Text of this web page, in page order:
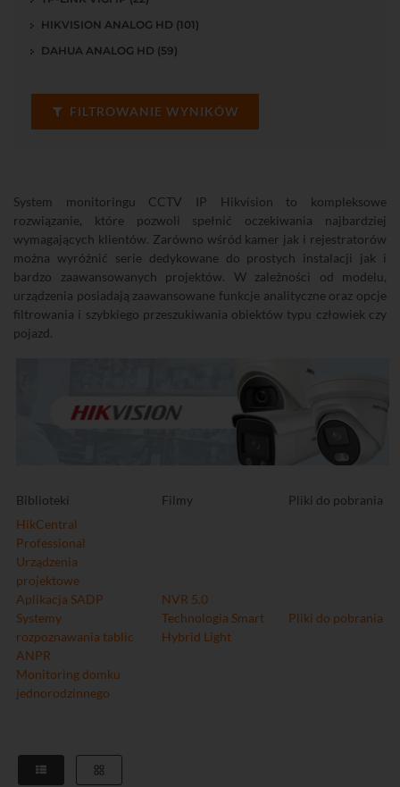
HIKVISION ANALOG HD (101)
DAHUA ANALOG HD (59)
FILTROWANIE WYNIKÓW
System monitoringu CCTV IP Hikvision to kompleksowe
rozwiązanie, które pozwoli spełnić oczekiwania najbardziej
wymagających klientów. Zarówno wśród kamer jak i rejestratorów
można wyróżnić serie dedykowane do prostych instalacji jak i
bardzo zaawansowanych projektów. W zależności od modelu,
urządzenia posiadają zaawansowane funkcje analityczne oraz opcje
filtrowania i szybkiego przeszukiwania obiektów typu człowiek czy
pojazd.
Biblioteki Filmy
Pliki do pobrania
HikCentral
Professional
Urządzenia
projektowe
Aplikacja SADP
Systemy
rozpoznawania tablic
ANPR
Monitoring domku
jednorodzinnego
NVR 5.0
Technologia Smart
Hybrid Light
Pliki do pobrania